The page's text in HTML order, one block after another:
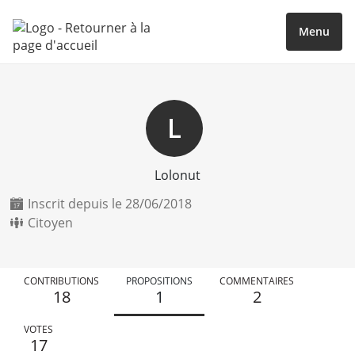
Menu
L
Lolonut
Inscrit depuis le 28/06/2018
Citoyen
CONTRIBUTIONS
18
PROPOSITIONS
1
COMMENTAIRES
2
VOTES
17